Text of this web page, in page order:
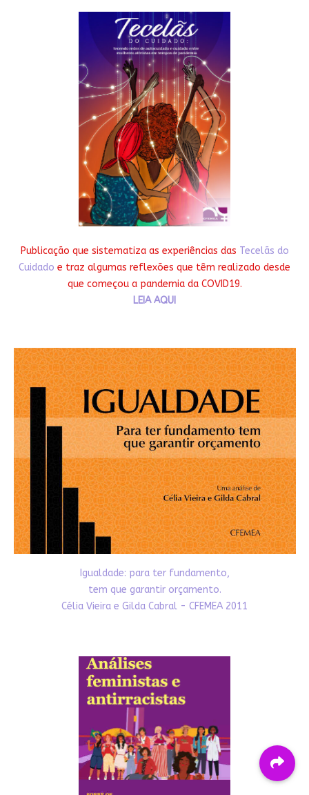
Publicação que sistematiza as experiências das Tecelãs do
Cuidado e traz algumas reflexões que têm realizado desde
que começou a pandemia da COVID19.
LEIA AQUI
Igualdade: para ter fundamento,
tem que garantir orçamento.
Célia Vieira e Gilda Cabral - CFEMEA 2011